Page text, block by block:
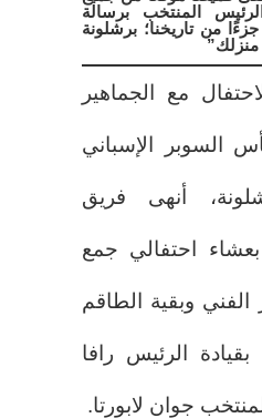
المنتخب برسالة
من تاريخنا؛ برشلونة
منزلك”
مع الجماهير
السوبر الإسباني
أنهى فريق
احتفالي جمع
الفني وبقية الطاقم
بقيادة الرئيس رافا
جوان لابورتا.